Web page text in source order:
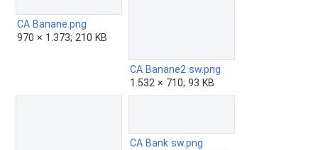
CA Banane.png
970 × 1.373; 210 KB
CA Banane2 sw.png
1.532 × 710; 93 KB
CA Bank sw.png